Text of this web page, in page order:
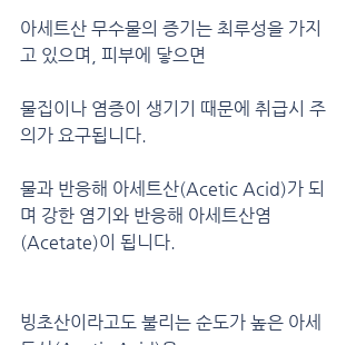
아세트산 무수물의 증기는 최루성을 가지
고 있으며, 피부에 닿으면
물집이나 염증이 생기기 때문에 취급시 주
의가 요구됩니다.
물과 반응해 아세트산(Acetic Acid)가 되
며 강한 염기와 반응해 아세트산염
(Acetate)이 됩니다.
빙초산이라고도 불리는 순도가 높은 아세